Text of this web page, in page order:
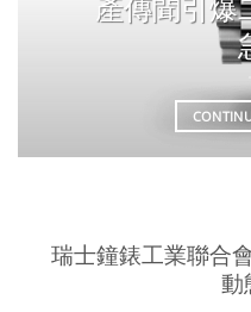
產傳聞引
瑞士鐘錶工業聯合
動